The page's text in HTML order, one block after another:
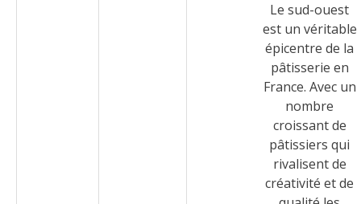
Le sud-ouest
est un véritable
épicentre de la
pâtisserie en
France. Avec un
nombre
croissant de
pâtissiers qui
rivalisent de
créativité et de